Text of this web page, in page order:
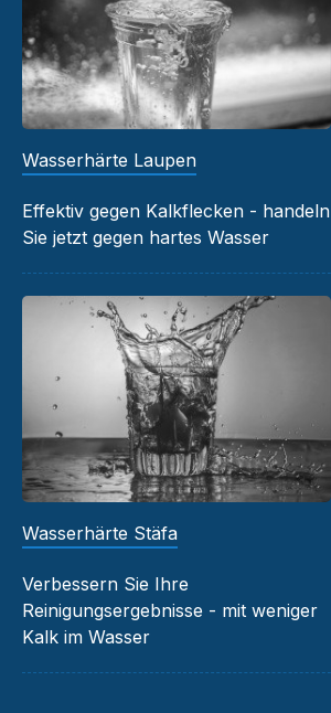
Wasserhärte Laupen
Effektiv gegen Kalkflecken - handeln
Sie jetzt gegen hartes Wasser
Wasserhärte Stäfa
Verbessern Sie Ihre
Reinigungsergebnisse - mit weniger
Kalk im Wasser